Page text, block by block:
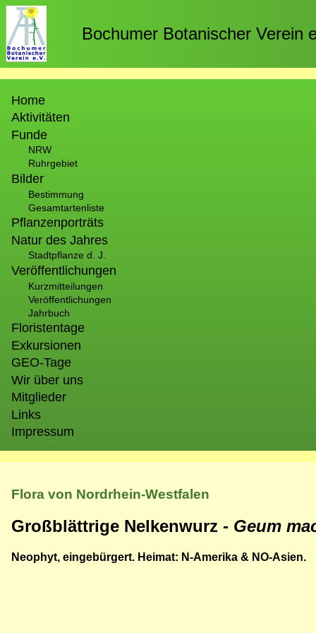
Direkt
zum
Inhalt
Bochumer Botanischer Verein
Home
Aktivitäten
Funde
NRW
Ruhrgebiet
Bilder
Bestimmung
Gesamtartenliste
Pflanzenporträts
Natur des Jahres
Stadtpflanze d. J.
Veröffentlichungen
Kurzmitteilungen
Veröffentlichungen
Jahrbuch
Floristentage
Exkursionen
GEO-Tage
Wir über uns
Mitglieder
Links
Impressum
Flora von Nordrhein-Westfalen
Großblättrige Nelkenwurz - Geum
Neophyt, eingebürgert. Heimat: N-Amerika & NO-Asien.